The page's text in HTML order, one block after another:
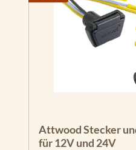
Attwood Stecker
für 12V und 24V